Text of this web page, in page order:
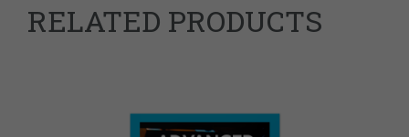
RELATED PRODUCTS